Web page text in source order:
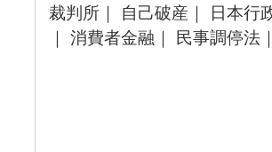
裁判所｜ 自己破産｜ 日本行
｜ 消費者金融｜ 民事調停